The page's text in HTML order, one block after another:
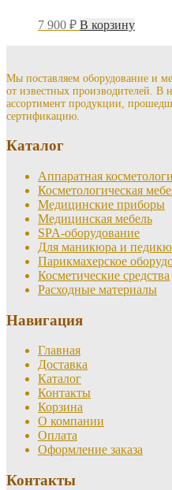
7 900 ₽ В корзину
Мы поставляем оборудование и
от известных производителей. В
ассортимент продукции,
сертификацию.
Каталог
Аппаратная
Косметологическая
Медицинские приборы
Медицинская мебель
SPA-оборудование
Для маникюра и
Парикмахерское
Косметические средства
Расходные материалы
Навигация
Главная
Доставка
Каталог
Контакты
Корзина
О компании
Оплата
Оформление заказа
Контакты